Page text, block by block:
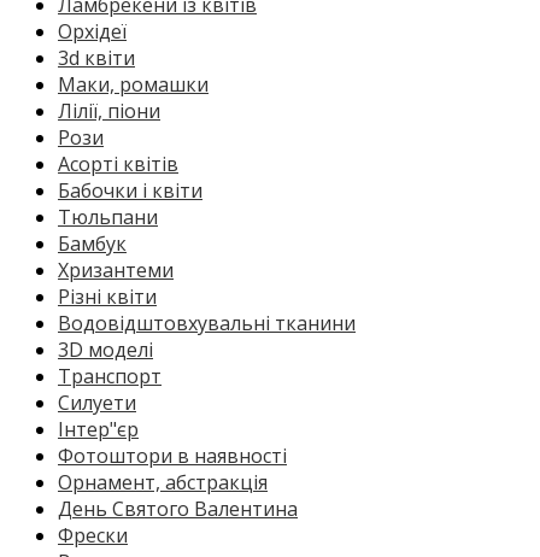
Орхідеї
3d квіти
Маки, ромашки
Лілії, піони
Рози
Асорті квітів
Бабочки і квіти
Тюльпани
Бамбук
Хризантеми
Різні квіти
Водовідштовхувальні тканини
3D моделі
Транспорт
Силуети
Інтер"єр
Фотоштори в наявності
Орнамент, абстракція
День Святого Валентина
Фрески